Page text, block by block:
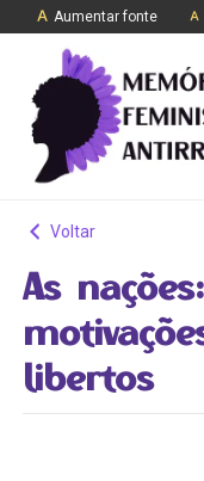
Aumentar fonte
Voltar
As
libertos